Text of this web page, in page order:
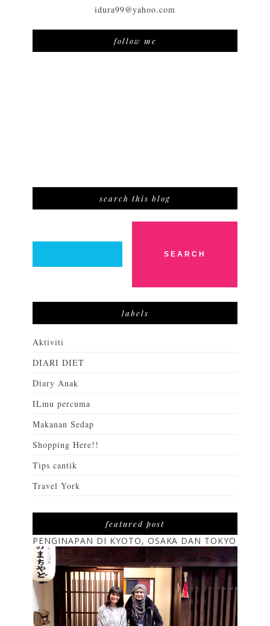
idura99@yahoo.com
follow me
search this blog
labels
Aktiviti
DIARI DIET
Diary Anak
ILmu percuma
Makanan Sedap
Shopping Here!!
Tips cantik
Travel York
featured post
PENGINAPAN DI KYOTO, OSAKA DAN TOKYO